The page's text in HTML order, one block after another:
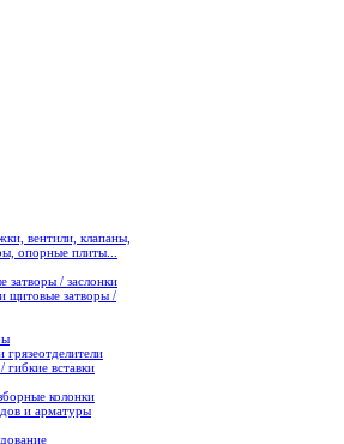
вентили, клапаны,
опорные плиты...
затворы / заслонки
щитовые затворы /
вставки
колонки
и арматуры